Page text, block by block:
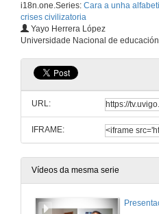
i18n.one.Series: Cara a unha
crises civilizatoria
Yayo Herrera López
Universidade Nacional de
URL:
IFRAME:
Vídeos da mesma serie